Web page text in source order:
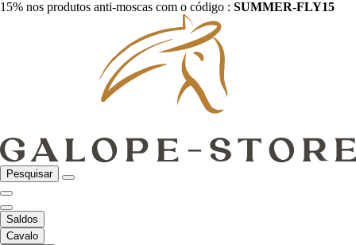
15% nos produtos anti-moscas com o código : SUMMER-FLY15
Pesquisar
Saldos
Cavalo